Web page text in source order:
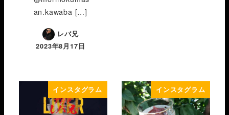
an.kawaba […]
レバ兄
2023年8月17日
インスタグラム インスタグラム